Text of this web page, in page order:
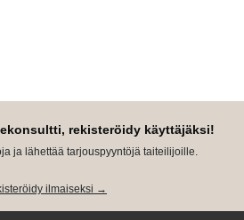
rekisteröidy käyttäjäksi!
ja lähettää tarjouspyyntöjä taiteilijoille.
ilmaiseksi →